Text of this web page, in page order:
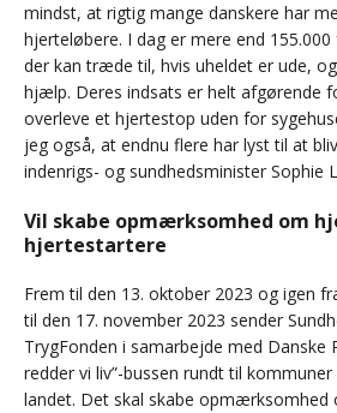
mindst, at rigtig mange danskere har
hjerteløbere. I dag er mere end
der kan træde til, hvis uheldet er ude,
hjælp. Deres indsats er helt afgørende
overleve et hjertestop uden for
jeg også, at endnu flere har lyst til at
indenrigs- og sundhedsminister Sophie
Vil skabe opmærksomhed om
hjertestartere
Frem til den 13. oktober 2023 og igen
til den 17. november 2023 sender
TrygFonden i samarbejde med Danske
redder vi liv”-bussen rundt til
landet. Det skal skabe opmærksomhed